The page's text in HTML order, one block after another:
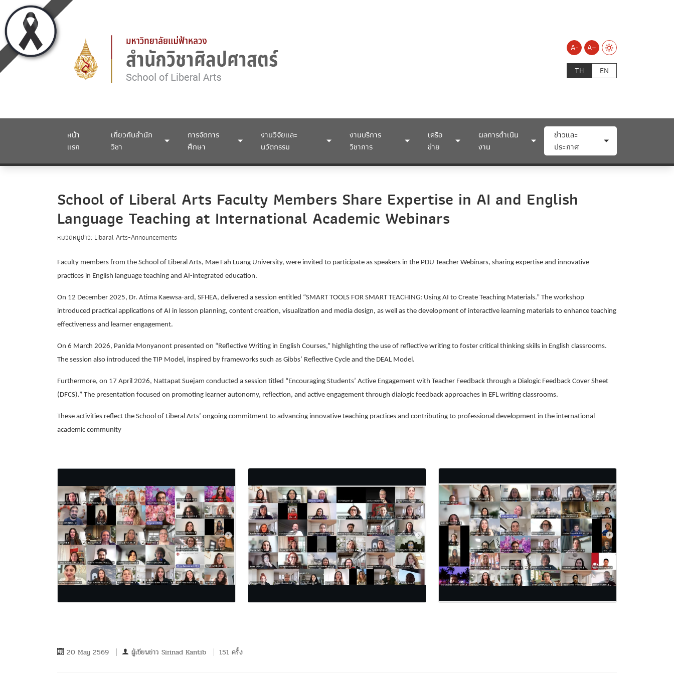
A-
A+
TH
EN
หน้า
แรก
เกี่ยวกับสำนัก
วิชา
การจัดการ
ศึกษา
งานวิจัยและ
นวัตกรรม
งานบริการ
วิชาการ
เครือ
ข่าย
ผลการดำเนิน
งาน
ข่าวและ
ประกาศ
School of Liberal Arts Faculty Members Share Expertise in AI and English
Language Teaching at International Academic Webinars
หมวดหมู่ข่าว: Libaral Arts-Announcements
Faculty members from the School of Liberal Arts, Mae Fah Luang University, were invited to participate as speakers in the PDU Teacher Webinars, sharing expertise and innovative
practices in English language teaching and AI-integrated education.
On 12 December 2025, Dr. Atima Kaewsa-ard, SFHEA, delivered a session entitled “SMART TOOLS FOR SMART TEACHING: Using AI to Create Teaching Materials.” The workshop
introduced practical applications of AI in lesson planning, content creation, visualization and media design, as well as the development of interactive learning materials to enhance teaching
effectiveness and learner engagement.
On 6 March 2026, Panida Monyanont presented on “Reflective Writing in English Courses,” highlighting the use of reflective writing to foster critical thinking skills in English classrooms.
The session also introduced the TIP Model, inspired by frameworks such as Gibbs’ Reflective Cycle and the DEAL Model.
Furthermore, on 17 April 2026, Nattapat Suejam conducted a session titled “Encouraging Students’ Active Engagement with Teacher Feedback through a Dialogic Feedback Cover Sheet
(DFCS).” The presentation focused on promoting learner autonomy, reflection, and active engagement through dialogic feedback approaches in EFL writing classrooms.
These activities reflect the School of Liberal Arts’ ongoing commitment to advancing innovative teaching practices and contributing to professional development in the international
academic community
20 May 2569 ผู้เขียนข่าว Sirinad Kantib 151 ครั้ง